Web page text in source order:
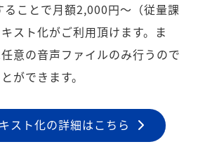
ことで月額2,000円〜（従量課
スト化がご利用頂けます。ま
意の音声ファイルのみ行うので
ができます。
スト化の詳細はこちら